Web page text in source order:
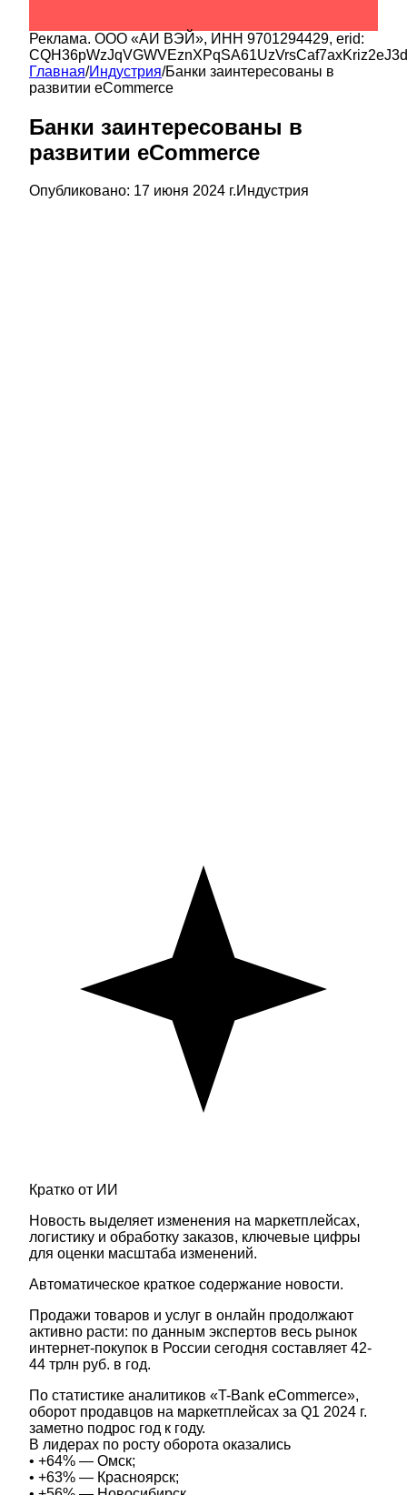
Реклама. ООО «АИ ВЭЙ», ИНН 9701294429, erid:
Главная/Индустрия/Банки заинтересованы в
развитии eCommerce
Банки заинтересованы в
развитии eCommerce
Опубликовано: 17 июня 2024 г.Индустрия
Кратко от ИИ
Новость выделяет изменения на маркетплейсах,
логистику и обработку заказов, ключевые цифры
для оценки масштаба изменений.
Автоматическое краткое содержание новости.
Продажи товаров и услуг в онлайн продолжают
активно расти: по данным экспертов весь рынок
интернет-покупок в России сегодня составляет 42-
44 трлн руб. в год.
По статистике аналитиков «T-Bank eCommerce»,
оборот продавцов на маркетплейсах за Q1 2024 г.
заметно подрос год к году.
В лидерах по росту оборота оказались
• +64% — Омск;
• +63% — Красноярск;